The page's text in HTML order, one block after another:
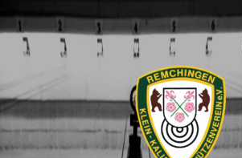
to
content